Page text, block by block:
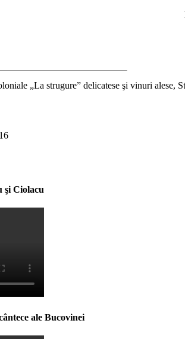
„La strugure” delicatese şi vinuri alese,
16
Ciolacu
ale Bucovinei